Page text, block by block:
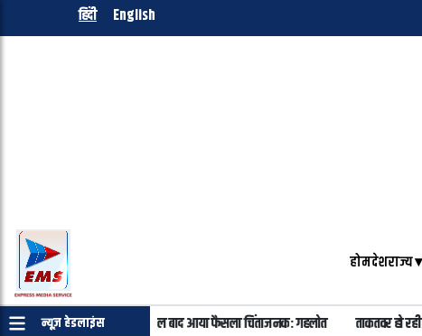
हिंदी English
होमदेशराज्य▾
न्यूज़ हेडलाइंस
के सभी 40 आरोपी बरी, 11 साल बाद आया फैसला चिंताजनक: गहलोत ताकतवर हो